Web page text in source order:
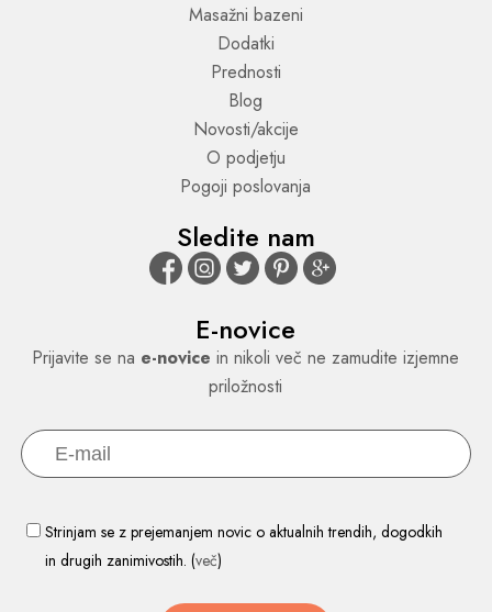
Masažni bazeni
Dodatki
Prednosti
Blog
Novosti/akcije
O podjetju
Pogoji poslovanja
Sledite nam
E-novice
Prijavite se na e-novice in nikoli več ne zamudite izjemne
priložnosti
Strinjam se z prejemanjem novic o aktualnih trendih, dogodkih
in drugih zanimivostih. (več)